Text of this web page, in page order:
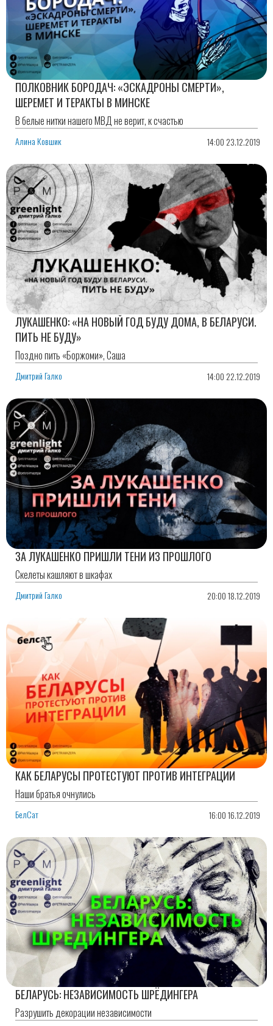
ПОЛКОВНИК БОРОДАЧ: «ЭСКАДРОНЫ СМЕРТИ»,
ШЕРЕМЕТ И ТЕРАКТЫ В МИНСКЕ
В белые нитки нашего МВД не верит, к счастью
Алина Ковшик 14:00 23.12.2019
ЛУКАШЕНКО: «НА НОВЫЙ ГОД БУДУ ДОМА, В БЕЛАРУСИ.
ПИТЬ НЕ БУДУ»
Поздно пить «Боржоми», Саша
Дмитрий Галко 14:00 22.12.2019
ЗА ЛУКАШЕНКО ПРИШЛИ ТЕНИ ИЗ ПРОШЛОГО
Скелеты кашляют в шкафах
Дмитрий Галко 20:00 18.12.2019
КАК БЕЛАРУСЫ ПРОТЕСТУЮТ ПРОТИВ ИНТЕГРАЦИИ
Наши братья очнулись
БелСат 16:00 16.12.2019
БЕЛАРУСЬ: НЕЗАВИСИМОСТЬ ШРЁДИНГЕРА
Разрушить декорации независимости